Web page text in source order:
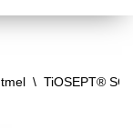
\ TiOSEPT®